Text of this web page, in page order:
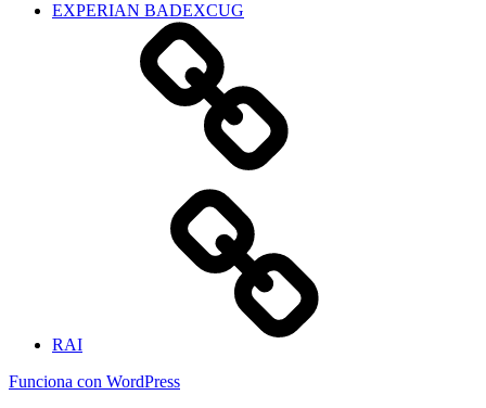
EXPERIAN BADEXCUG
RAI
Funciona con WordPress